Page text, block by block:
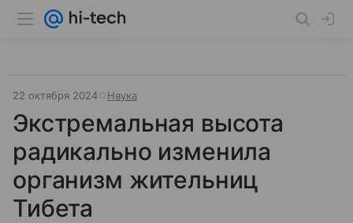
22 октября 2024 Наука
Экстремальная высота
радикально изменила
организм жительниц
Тибета